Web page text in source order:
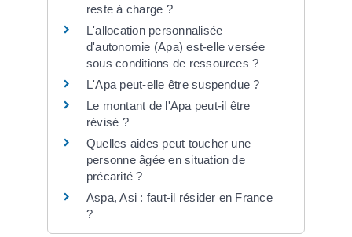
reste à charge ?
L'allocation personnalisée
d'autonomie (Apa) est-elle versée
sous conditions de ressources ?
L'Apa peut-elle être suspendue ?
Le montant de l'Apa peut-il être
révisé ?
Quelles aides peut toucher une
personne âgée en situation de
précarité ?
Aspa, Asi : faut-il résider en France
?